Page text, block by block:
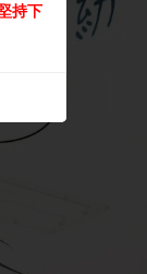
持下